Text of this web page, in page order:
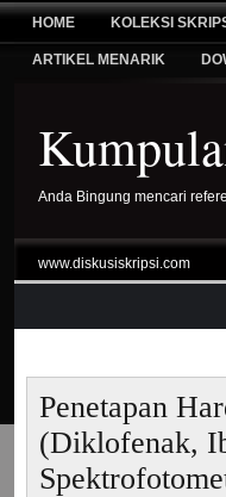
HOME KOLEKSI
ARTIKEL MENARIK
Anda Bingung mencari
www.diskusiskripsi.com
Penetapan
(Diklofenak,